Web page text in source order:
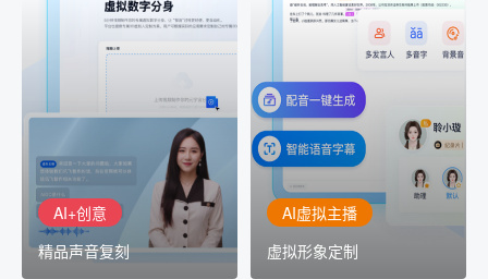
AI+创意
精品声音复刻
AI+创意
精品声音复刻
AI+创意：AIGC 能力集中
展示窗口，体验 AIGC 给
生活和生产带来的改变
AI虚拟主播
虚拟形象定制
讯飞智作：让每一个内容
创作者高效生产灵活定制